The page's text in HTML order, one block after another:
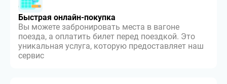
Быстрая онлайн-покупка
Вы можете забронировать места в вагоне
поезда, а оплатить билет перед поездкой. Это
уникальная услуга, которую предоставляет наш
сервис